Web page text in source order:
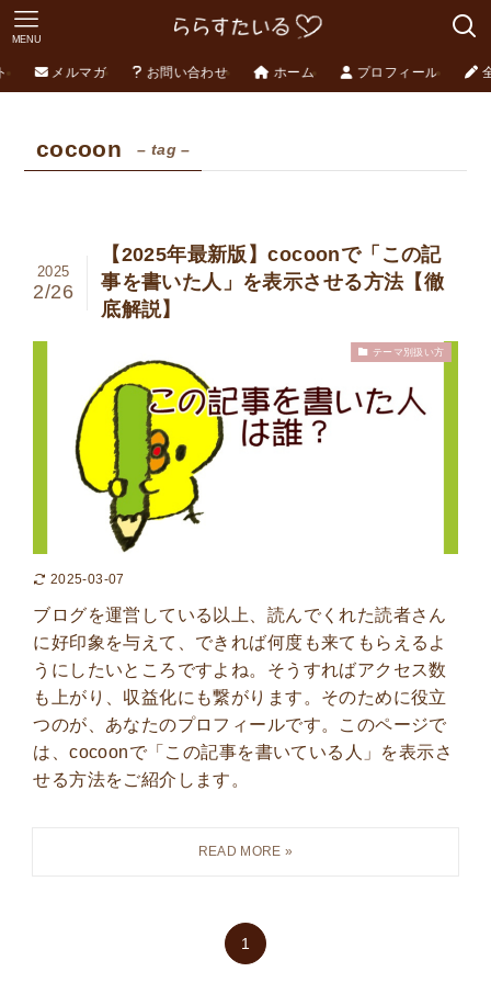
MENU
メルマガ お問い合わせ ホーム プロフィール
cocoon – tag –
【2025年最新版】cocoonで「この記
事を書いた人」を表示させる方法【徹
底解説】
2025
2/26
テーマ別扱い方
2025-03-07
ブログを運営している以上、読んでくれた読者さん
に好印象を与えて、できれば何度も来てもらえるよ
うにしたいところですよね。そうすればアクセス数
も上がり、収益化にも繋がります。そのために役立
つのが、あなたのプロフィールです。このページで
は、cocoonで「この記事を書いている人」を表示さ
せる方法をご紹介します。
1